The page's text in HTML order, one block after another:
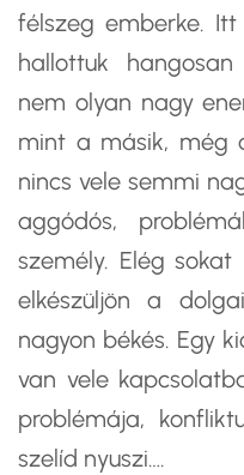
félszeg emberke.
hallottuk
nem olyan nagy
mint a másik, még
nincs vele semmi
aggódós,
személy. Elég
elkészüljön a
nagyon békés. Egy
van vele
problémája,
szelíd nyuszi….